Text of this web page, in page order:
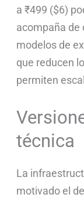
a ₹499 ($6)
acompaña de
modelos de
que reducen
permiten
técnica
La
motivado el